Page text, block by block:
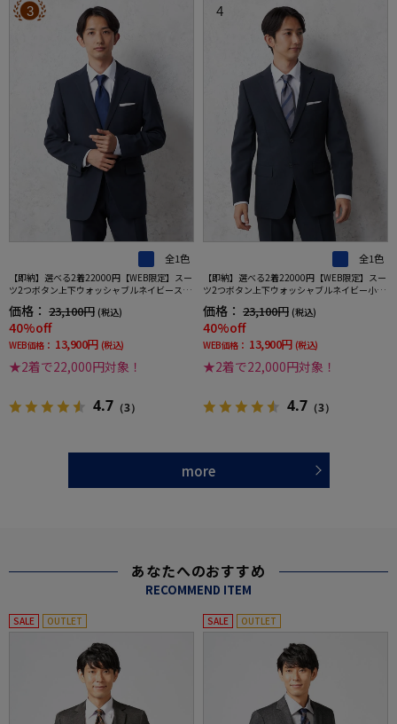
3
全1色
【即納】選べる2着22000円【WEB限定】スー
ツ2つボタン上下ウォッシャブルネイビースト
ライプ3シーズン対応
価格： 23,100円 (税込)
40%off
WEB価格： 13,900円 (税込)
★2着で22,000円対象！
4.7 （3）
4
全1色
【即納】選べる2着22000円【WEB限定】スー
ツ2つボタン上下ウォッシャブルネイビー小柄
3シーズン対応
価格： 23,100円 (税込)
40%off
WEB価格： 13,900円 (税込)
★2着で22,000円対象！
4.7 （3）
more
あなたへのおすすめ
RECOMMEND ITEM
SALE OUTLET SALE OUTLET